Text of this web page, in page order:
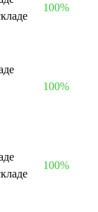
100%
100%
100%